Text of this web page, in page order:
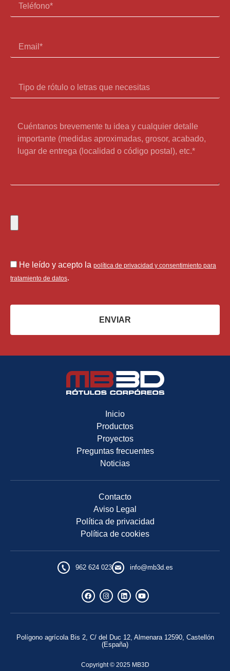
He leído y acepto la política de privacidad y consentimiento para
tratamiento de datos.
ENVIAR
Inicio
Productos
Proyectos
Preguntas frecuentes
Noticias
Contacto
Aviso Legal
Política de privacidad
Política de cookies
962 624 023 info@mb3d.es
Polígono agrícola Bis 2, C/ del Duc 12, Almenara 12590, Castellón
(España)
Copyright © 2025 MB3D